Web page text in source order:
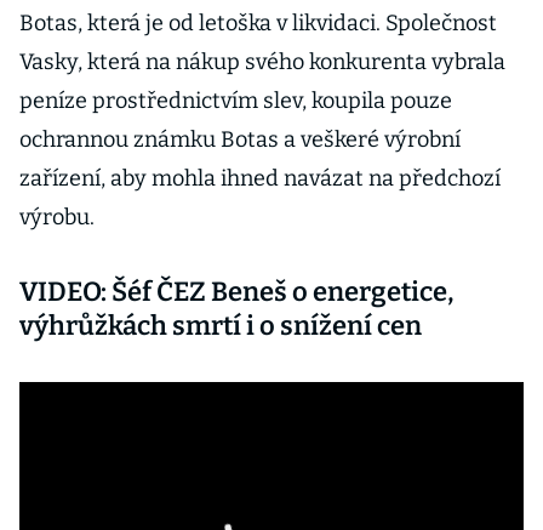
Botas, která je od letoška v likvidaci. Společnost
Vasky, která na nákup svého konkurenta vybrala
peníze prostřednictvím slev, koupila pouze
ochrannou známku Botas a veškeré výrobní
zařízení, aby mohla ihned navázat na předchozí
výrobu.
VIDEO: Šéf ČEZ Beneš o energetice,
výhrůžkách smrtí i o snížení cen